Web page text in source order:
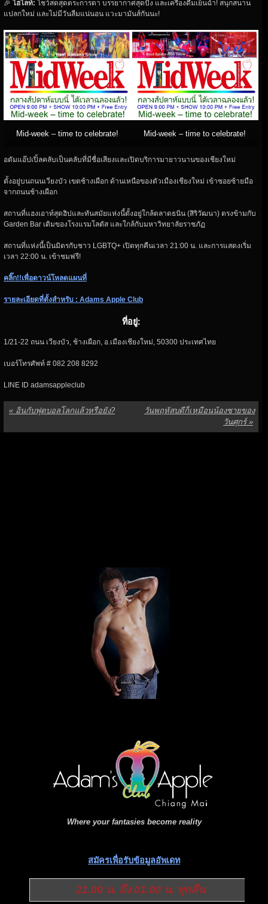
🎉 ไฮไลท์: โชว์สดสุดตระการตา บรรยากาศสุดปัง และเครื่องดื่มเย็นฉ่ำ! สนุกสนาน
แปลกใหม่ และไม่มีวันลืมแน่นอน แวะมามันส์กันนะ!
Mid-week – time to celebrate! Mid-week – time to celebrate!
อดัมแอ๊ปเปิ้ลคลับเป็นคลับที่มีชื่อเสียงและเปิดบริการมายาวนานของเชียงใหม่
ตั้งอยู่บนถนนเวียงบัว เขตช้างเผือก ด้านเหนือของตัวเมืองเชียงใหม่ เข้าซอยซ้ายมือ
จากถนนช้างเผือก
สถานที่แฮงเอาท์สุดฮิปและทันสมัยแห่งนี้ตั้งอยู่ใกล้ตลาดธนิน (สิริวัฒนา) ตรงข้ามกับ
Garden Bar เดิมของโรงแรมโลตัส และใกล้กับมหาวิทยาลัยราชภัฏ
สถานที่แห่งนี้เป็นมิตรกับชาว LGBTQ+ เปิดทุกคืนเวลา 21:00 น. และการแสดงเริ่ม
เวลา 22:00 น. เข้าชมฟรี!
คลิ๊ก!!เพื่อดาวน์โหลดแผนที่
รายละเอียดที่ตั้งสำหรับ : Adams Apple Club
ที่อยู่:
1/21-22 ถนน เวียงบัว, ช้างเผือก, อ.เมืองเชียงใหม่, 50300 ประเทศไทย
เบอร์โทรศัพท์ # 082 208 8292
LINE ID adamsappleclub
« อินกับฟุตบอลโลกแล้วหรือยัง?
วันพฤหัสบดีก็เหมือนน้องชายของ
วันศุกร์»
Where your fantasies become reality
สมัครเพื่อรับข้อมูลอัพเดท
21.00 น. ถึง 01.00 น. ทุกคืน